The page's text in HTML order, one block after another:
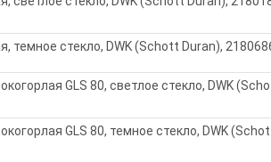
темное стекло, DWK (Schott Duran),
GLS 80, светлое стекло, DWK
GLS 80, темное стекло, DWK